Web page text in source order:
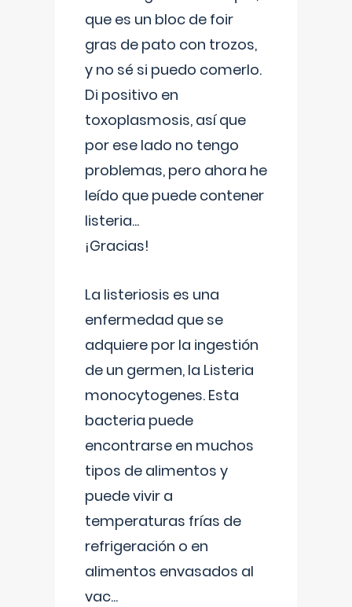
que es un bloc de foir
gras de pato con trozos,
y no sé si puedo comerlo.
Di positivo en
toxoplasmosis, así que
por ese lado no tengo
problemas, pero ahora he
leído que puede contener
listeria...
¡Gracias!
La listeriosis es una
enfermedad que se
adquiere por la ingestión
de un germen, la Listeria
monocytogenes. Esta
bacteria puede
encontrarse en muchos
tipos de alimentos y
puede vivir a
temperaturas frías de
refrigeración o en
alimentos envasados al
vac...